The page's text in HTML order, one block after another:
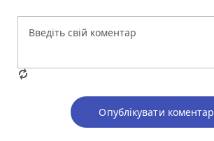
Опублікувати коментар